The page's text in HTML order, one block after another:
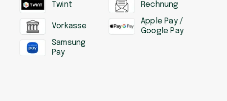
Twint Rechnung
Vorkasse
Apple Pay /
Google Pay
Samsung
Pay